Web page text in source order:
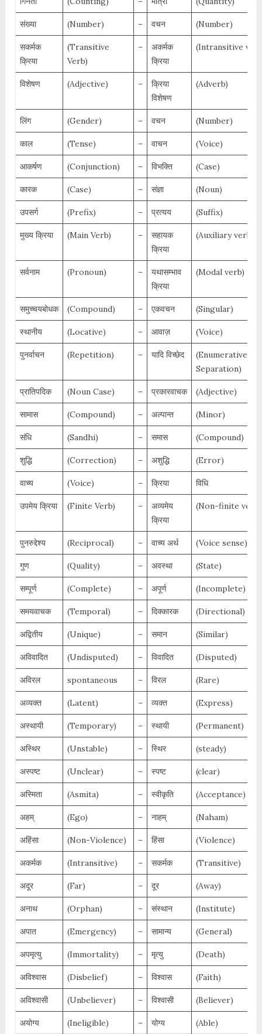
संख्या (Number) – वचन (Number)
सकर्मक
क्रिया
(Transitive
Verb)
–
अकर्मक
क्रिया
(Intransitive
विशेषण (Adjective) –
क्रिया
विशेषण
(Adverb)
लिंग (Gender) – वचन (Number)
काल (Tense) – वाचन (Voice)
आकर्षण (Conjunction) – विभक्ति (Case)
कारक (Case) – संज्ञा (Noun)
उपसर्ग (Prefix) – प्रत्यय (Suffix)
मुख्य क्रिया (Main Verb) –
सहायक
क्रिया
(Auxiliary verb)
सर्वनाम (Pronoun) –
यथासम्भाव
क्रिया
(Modal verb)
समुच्चयबोधक (Compound) – एकवचन (Singular)
स्थानीय (Locative) – आवाज़ (Voice)
पुनर्वाचन (Repetition) – यादि विच्छेद
(Enumerative
Separation)
प्रातिपदिक (Noun Case) – प्रकारवाचक (Adjective)
सामास (Compound) – अल्पान्त (Minor)
संधि (Sandhi) – समास (Compound)
शुद्धि (Correction) – अशुद्धि (Error)
वाच्य (Voice) – क्रिया विधि
उपमेय क्रिया (Finite Verb) –
अव्यमेय
क्रिया
(Non-finite verb)
पुनरुद्देश्य (Reciprocal) – वाच्य अर्थ (Voice sense)
गुण (Quality) – अवस्था (State)
सम्पूर्ण (Complete) – अपूर्ण (Incomplete)
समयवाचक (Temporal) – दिक्कारक (Directional)
अद्वितीय (Unique) – समान (Similar)
अविवादित (Undisputed) – विवादित (Disputed)
अविरल spontaneous – विरल (Rare)
अव्यक्त (Latent) – व्यक्त (Express)
अस्थायी (Temporary) – स्थायी (Permanent)
अस्थिर (Unstable) – स्थिर (steady)
अस्पष्ट (Unclear) – स्पष्ट (clear)
अस्मिता (Asmita) – स्वीकृति (Acceptance)
अहम् (Ego) – नाहम् (Naham)
अहिंसा (Non-Violence) – हिंसा (Violence)
अकर्मक (Intransitive) – सकर्मक (Transitive)
अदूर (Far) – दूर (Away)
अनाथ (Orphan) – संस्थान (Institute)
अपात (Emergency) – सामान्य (General)
अपमृत्यु (Immortality) – मृत्यु (Death)
अविश्वास (Disbelief) – विश्वास (Faith)
अविश्वासी (Unbeliever) – विश्वासी (Believer)
अयोग्य (Ineligible) – योग्य (Able)